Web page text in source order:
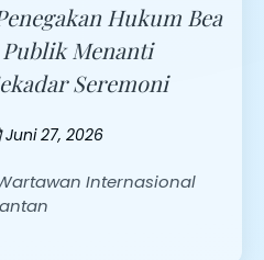
Hukum Bea
Menanti
Seremoni
Juni 27, 2026
Internasional